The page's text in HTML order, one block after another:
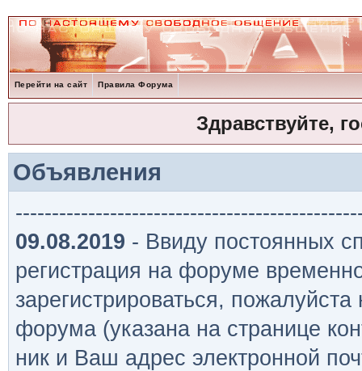
Перейти на сайт Правила Форума
Здравствуйте,
Объявления
09.08.2019 - Ввиду постоянных
регистрация на форуме
зарегистрироваться,
форума (указана на странице
ник и Ваш адрес электронной